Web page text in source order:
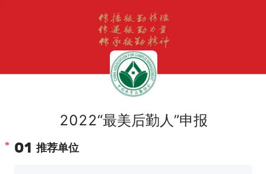
2022“最美后勤人”申报
01 推荐单位